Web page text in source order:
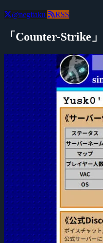
@negitaku RSS
「Counter-Strike